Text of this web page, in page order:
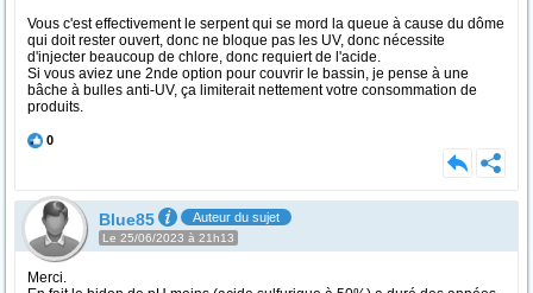
Vous c'est effectivement le serpent qui se mord la queue à cause du dôme
qui doit rester ouvert, donc ne bloque pas les UV, donc nécessite
d'injecter beaucoup de chlore, donc requiert de l'acide.
Si vous aviez une 2nde option pour couvrir le bassin, je pense à une
bâche à bulles anti-UV, ça limiterait nettement votre consommation de
produits.
0
Blue85 Auteur du sujet
Le 25/06/2023 à 21h13
Merci.